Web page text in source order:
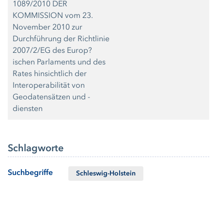
1089/2010 DER
KOMMISSION vom 23.
November 2010 zur
Durchführung der Richtlinie
2007/2/EG des Europ?
ischen Parlaments und des
Rates hinsichtlich der
Interoperabilität von
Geodatensätzen und -
diensten
Schlagworte
Suchbegriffe Schleswig-Holstein